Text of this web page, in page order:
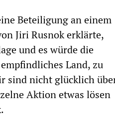
Beteiligung an einem
Jiri Rusnok erklärte,
und es würde die
Land, zu
sind nicht glücklich
Aktion etwas lösen